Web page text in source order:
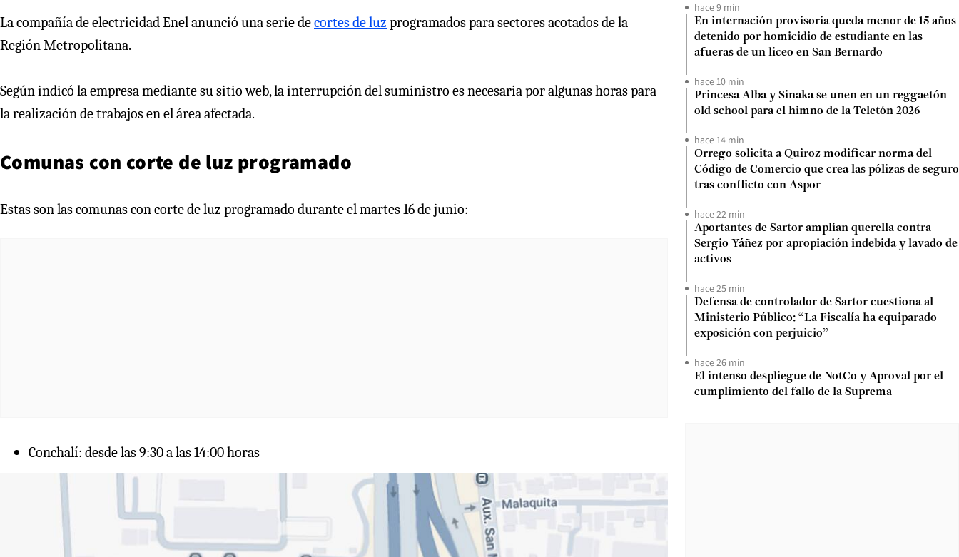
La compañía de electricidad Enel anunció una serie decortes de luz programados para sectores acotados de la
Región Metropolitana.
Según indicó la empresa mediante su sitio web, la interrupción del suministro es necesaria por algunas horas para
la realización de trabajos en el área afectada.
Comunas con corte de luz programado
Estas son las comunas con corte de luz programado durante el martes 16 de junio:
Conchalí: desde las 9:30 a las 14:00 horas
hace 9 min
En internación provisoria queda menor de 15 años
detenido por homicidio de estudiante en las
afueras de un liceo en San Bernardo
hace 10 min
Princesa Alba y Sinaka se unen en un reggaetón
old school para el himno de la Teletón 2026
hace 14 min
Orrego solicita a Quiroz modificar norma del
Código de Comercio que crea las pólizas de seguro
tras conflicto con Aspor
hace 22 min
Aportantes de Sartor amplían querella contra
Sergio Yáñez por apropiación indebida y lavado de
activos
hace 25 min
Defensa de controlador de Sartor cuestiona al
Ministerio Público: “La Fiscalía ha equiparado
exposición con perjuicio”
hace 26 min
El intenso despliegue de NotCo y Aproval por el
cumplimiento del fallo de la Suprema